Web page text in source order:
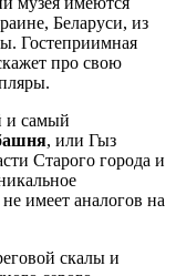
Беларуси, из
Гостеприимная
про свою
и самый
, или Гыз
Старого города и
имеет аналогов на
скалы и